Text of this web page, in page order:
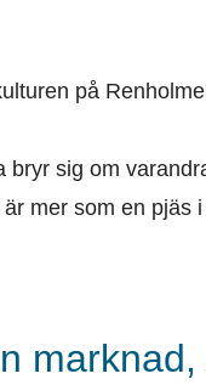
på
sig om
mer som en pjäs